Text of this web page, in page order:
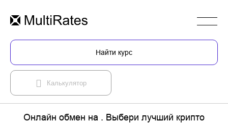
Найти курс
Калькулятор
Онлайн обмен на . Выбери лучший крипто